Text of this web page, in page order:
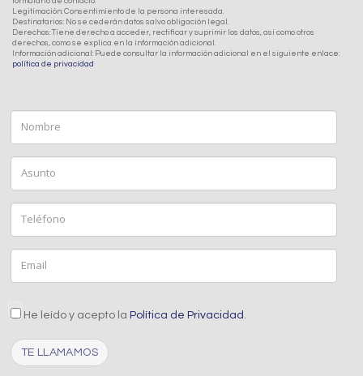
Legitimación: Consentimiento de la persona interesada.
Destinatarios: No se cederán datos salvo obligación legal.
Derechos: Tiene derecho a acceder, rectificar y suprimir los datos, así como otros
derechos, como se explica en la información adicional.
Información adicional: Puede consultar la información adicional en el siguiente enlace:
política de privacidad
Nombre
Asunto
Teléfono
Email
aceptacion
He leído y acepto la Política de Privacidad .